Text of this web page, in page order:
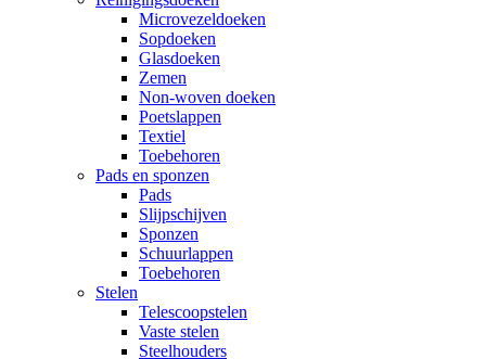
Microvezeldoeken
Sopdoeken
Glasdoeken
Zemen
Non-woven doeken
Poetslappen
Textiel
Toebehoren
Pads en sponzen
Pads
Slijpschijven
Sponzen
Schuurlappen
Toebehoren
Stelen
Telescoopstelen
Vaste stelen
Steelhouders